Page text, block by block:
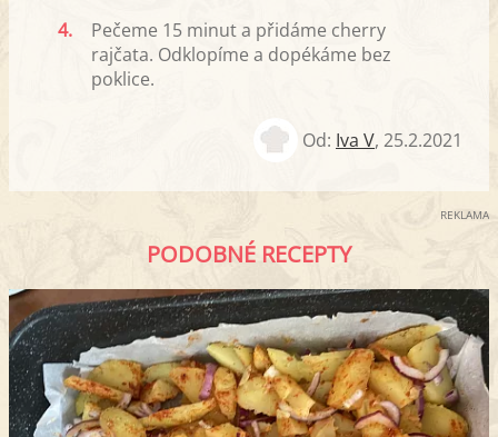
4.
Pečeme 15 minut a přidáme cherry
rajčata. Odklopíme a dopékáme bez
poklice.
Od: Iva V, 25.2.2021
REKLAMA
PODOBNÉ RECEPTY